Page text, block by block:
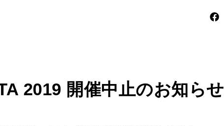
2019 開催中止のお知らせ